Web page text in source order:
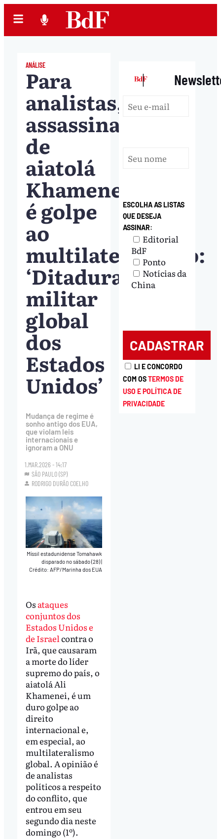
ANÁLISE
Para
analistas,
assassinato
de
aiatolá
Khamenei
é golpe
ao
multilateralismo:
‘Ditadura
militar
global
dos
Estados
Unidos’
Mudança de regime é
sonho antigo dos EUA,
que violam leis
internacionais e
ignoram a ONU
1.MAR.2026 - 14:17
SÃO PAULO (SP)
RODRIGO DURÃO COELHO
Míssil estadunidense Tomahawk
disparado no sábado (28)|
Crédito: AFP/Marinha dos EUA
Os ataques
conjuntos dos
Estados Unidos e
de Israelcontra o
Irã, que causaram
a morte do líder
supremo do país, o
aiatolá Ali
Khamenei, é um
duro golpe ao
direito
internacional e,
em especial, ao
multilateralismo
global. A opinião é
de analistas
políticos a respeito
do conflito, que
entrou em seu
segundo dia neste
domingo (1º).
|
ESCOLHA AS LISTAS
QUE DESEJA
ASSINAR:
Editorial
BdF
Ponto
Notícias da
China
LI E CONCORDO
COM OSTERMOS DE
USO E POLÍTICA DE
PRIVACIDADE